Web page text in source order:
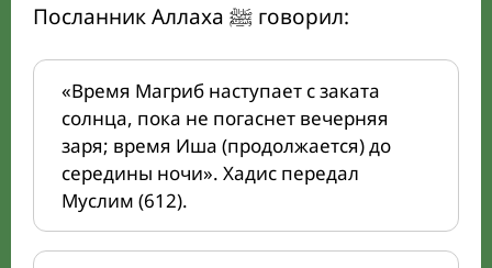
Посланник Аллаха ﷺ говорил:
«Время Магриб наступает с заката
солнца, пока не погаснет вечерняя
заря; время Иша (продолжается) до
середины ночи». Хадис передал
Муслим (612).